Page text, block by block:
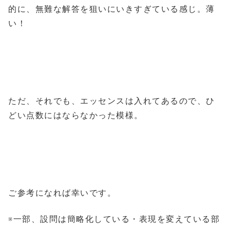
的に、無難な解答を狙いにいきすぎている感じ。薄
い！
ただ、それでも、エッセンスは入れてあるので、ひ
どい点数にはならなかった模様。
ご参考になれば幸いです。
※一部、設問は簡略化している・表現を変えている部